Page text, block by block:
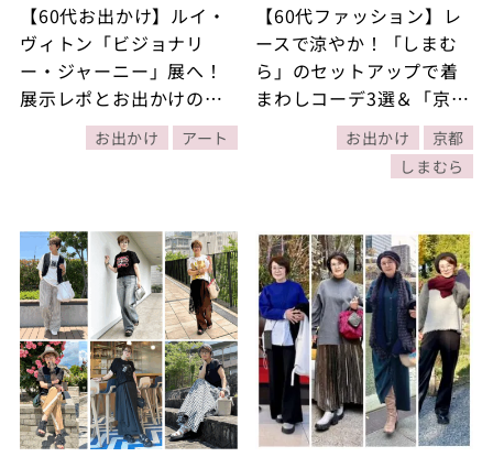
【60代お出かけ】ルイ・
ヴィトン「ビジョナリ
ー・ジャーニー」展へ！
展示レポとお出かけの着
こなしをご紹介！
お出かけ アート
【60代ファッション】レ
ースで涼やか！「しまむ
ら」のセットアップで着
まわしコーデ3選＆「京料
理椿」「薪火焼き
FLAMMA」「開運蕎麦」
の食べ歩きレポート！
お出かけ
京都
しまむら